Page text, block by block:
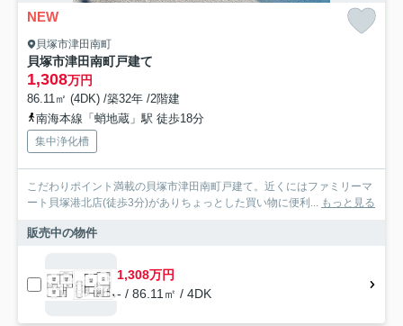
NEW
貝塚市津田南町
貝塚市津田南町戸建て
1,308万円
86.11㎡ (4DK) /築32年 /2階建
南海本線「蛸地蔵」駅 徒歩18分
集中浄化槽
こだわりポイント満載の貝塚市津田南町戸建て。近くにはファミリーマ
ート貝塚港北店(徒歩3分)がありちょっとした買い物に便利... もっと見る
販売中の物件
1,308万円
- / 86.11㎡ / 4DK